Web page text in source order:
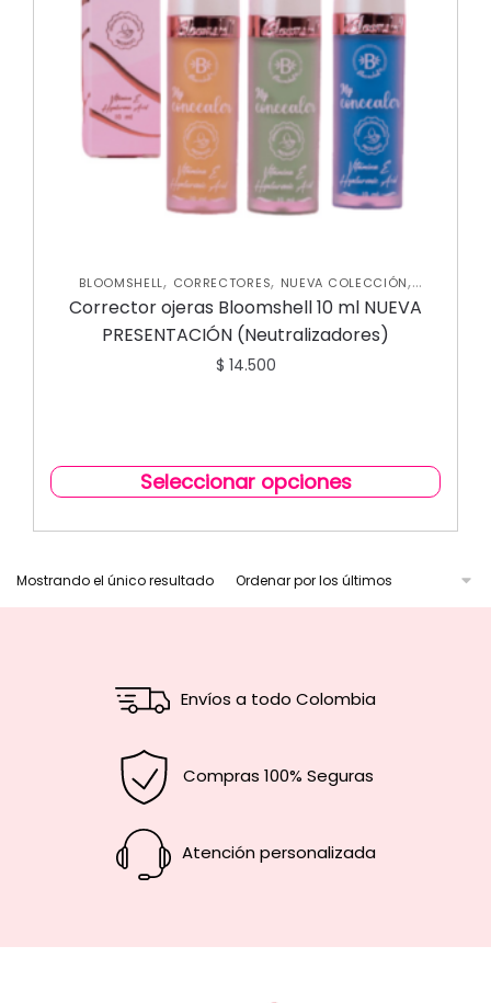
BLOOMSHELL, CORRECTORES, NUEVA COLECCIÓN,
ROSTRO
Corrector ojeras Bloomshell 10 ml NUEVA
PRESENTACIÓN (Neutralizadores)
$ 14.500
Seleccionar opciones
Mostrando el único resultado
Envíos a todo Colombia
Compras 100% Seguras
Atención personalizada